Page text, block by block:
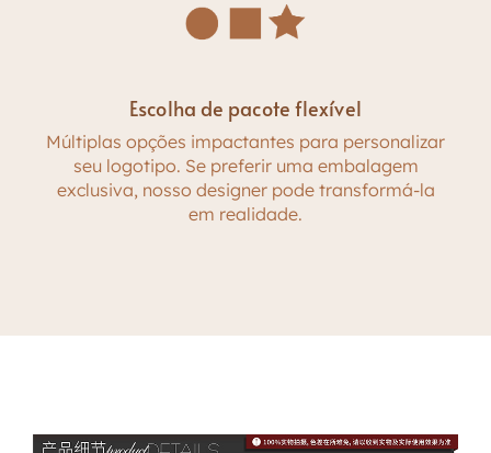
Escolha de pacote flexível
Múltiplas opções impactantes para personalizar
seu logotipo. Se preferir uma embalagem
exclusiva, nosso designer pode transformá-la
em realidade.